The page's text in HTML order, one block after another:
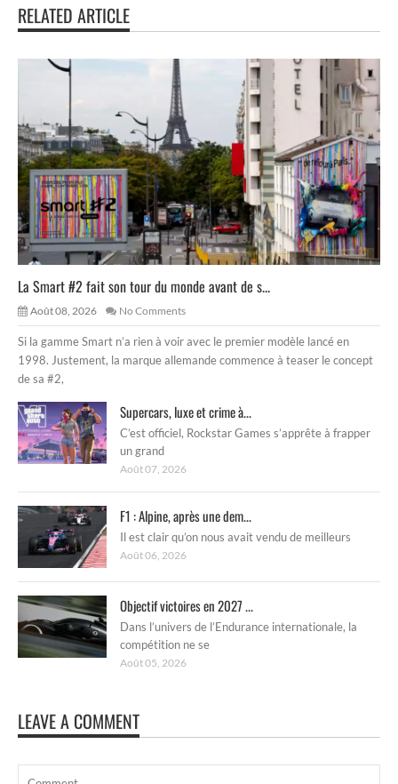
RELATED ARTICLE
La Smart #2 fait son tour du monde avant de s...
Août 08, 2026 No Comments
Si la gamme Smart n’a rien à voir avec le premier modèle lancé en
1998. Justement, la marque allemande commence à teaser le concept
de sa #2,
Supercars, luxe et crime à...
C’est officiel, Rockstar Games s’apprête à frapper
un grand
Août 07, 2026
F1 : Alpine, après une dem...
Il est clair qu’on nous avait vendu de meilleurs
Août 06, 2026
Objectif victoires en 2027 ...
Dans l’univers de l’Endurance internationale, la
compétition ne se
Août 05, 2026
LEAVE A COMMENT